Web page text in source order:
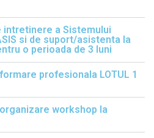
intretinere a Sistemului
si de suport/asistenta la
o perioada de 3 luni
profesionala LOTUL 1
workshop la